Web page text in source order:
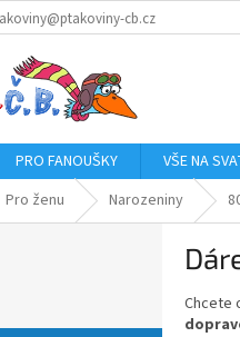
cb.cz
PRO FANOUŠKY VŠE NA
Pro ženu Narozeniny
Chcete